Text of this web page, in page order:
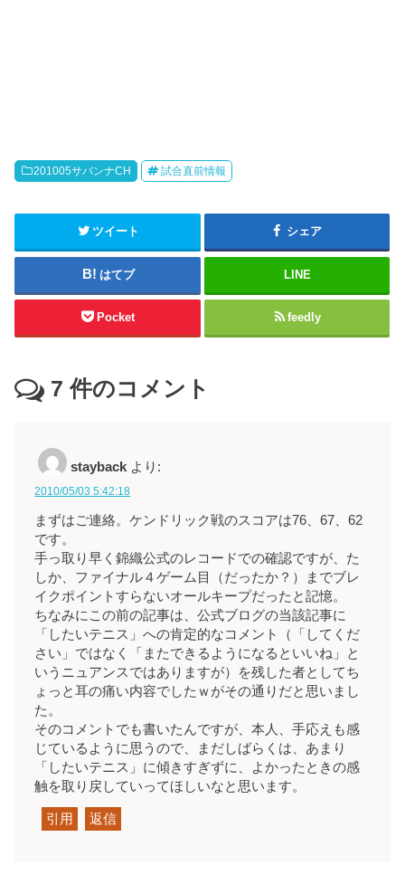
201005サバンナCH 試合直前情報
ツイート シェア
はてブ LINE
Pocket feedly
7 件のコメント
stayback より:
2010/05/03 5:42:18
まずはご連絡。ケンドリック戦のスコアは76、67、62
です。
手っ取り早く錦織公式のレコードでの確認ですが、た
しか、ファイナル４ゲーム目（だったか？）までブレ
イクポイントすらないオールキープだったと記憶。
ちなみにこの前の記事は、公式ブログの当該記事に
「したいテニス」への肯定的なコメント（「してくだ
さい」ではなく「またできるようになるといいね」と
いうニュアンスではありますが）を残した者としてち
ょっと耳の痛い内容でしたｗがその通りだと思いまし
た。
そのコメントでも書いたんですが、本人、手応えも感
じているように思うので、まだしばらくは、あまり
「したいテニス」に傾きすぎずに、よかったときの感
触を取り戻していってほしいなと思います。
引用 返信